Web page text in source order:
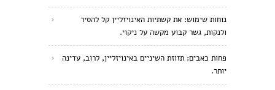
נוחות שימוש: את קשתיות האינויזליין קל להסיר
ולנקות, גשר קבוע מקשה על ניקוי.
פחות כאבים: תזוזת השיניים באינויזליין, לרוב, עדינה
יותר.